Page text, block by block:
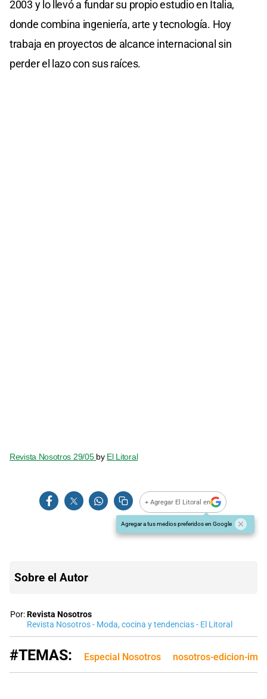
2003 y lo llevó a fundar su propio estudio en Italia,
donde combina ingeniería, arte y tecnología. Hoy
trabaja en proyectos de alcance internacional sin
perder el lazo con sus raíces.
Revista Nosotros 29/05 by El Litoral
+ Agregar El Litoral en
Agregar a tus medios preferidos en Google
Sobre el Autor
Por:Revista Nosotros
Revista Nosotros - Moda, cocina y tendencias - El Litoral
#TEMAS: Especial Nosotros nosotros-edicion-